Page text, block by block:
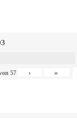
57 › »